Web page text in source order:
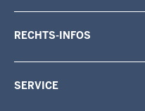
RECHTS-INFOS
SERVICE